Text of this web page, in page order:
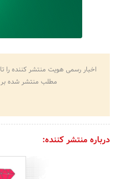
اخبار رسمی هویت منتشر کننده
مطلب منتشر شده
درباره منتشر کننده: